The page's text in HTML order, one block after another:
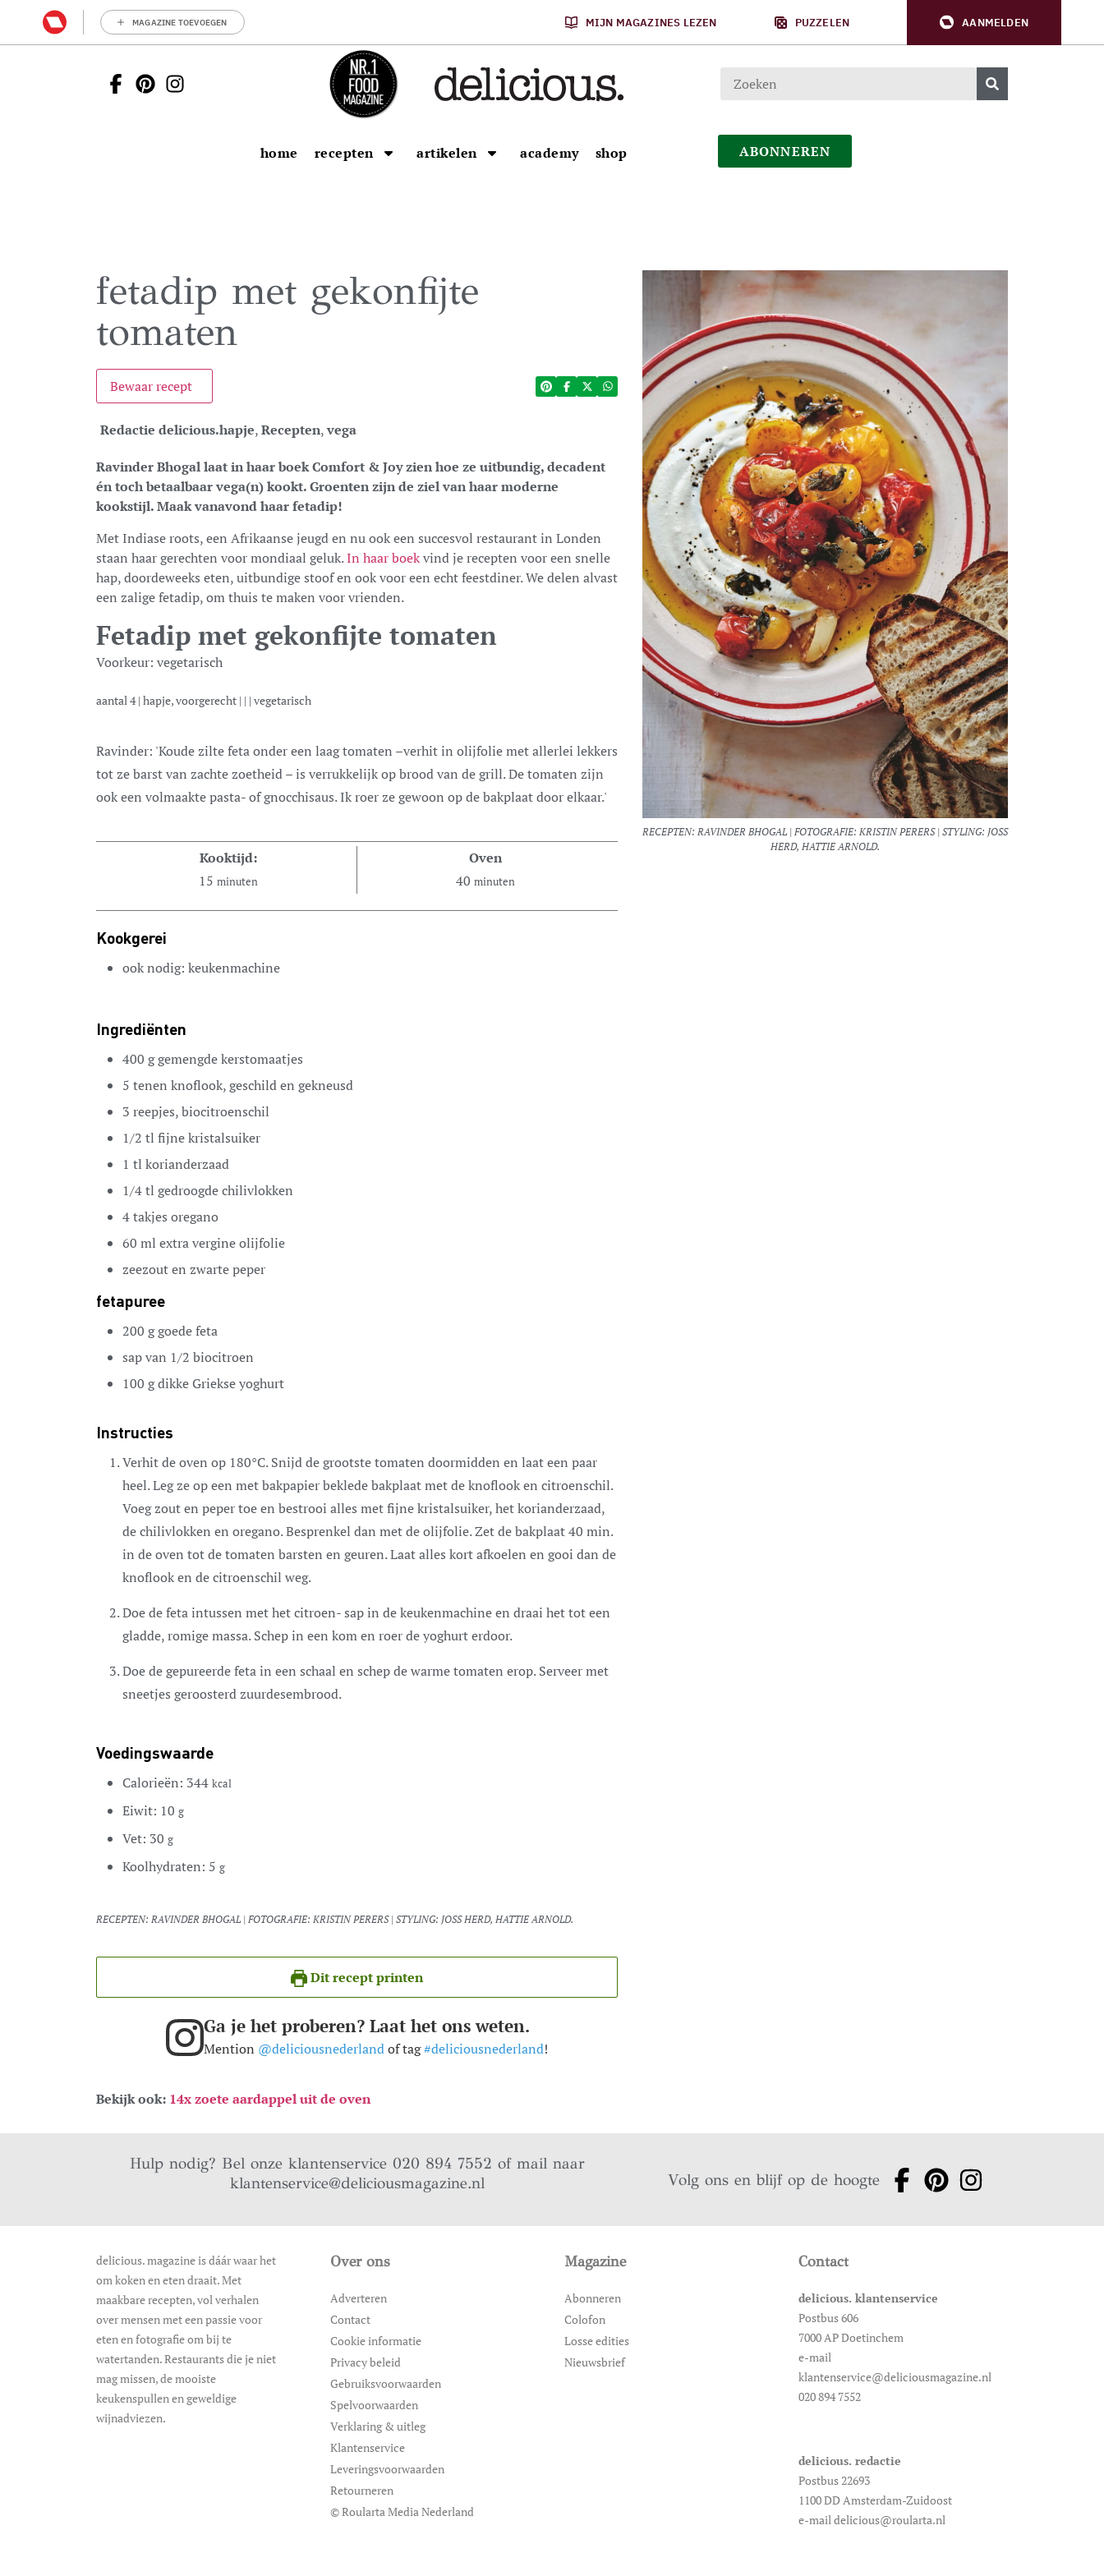
MAGAZINE TOEVOEGEN MIJN MAGAZINES LEZEN PUZZELEN AANMELDEN
home recepten artikelen academy shop ABONNEREN
fetadip met gekonfijte
tomaten
Bewaar recept
Redactie delicious.hapje,Recepten,vega
Ravinder Bhogal laat in haar boek Comfort & Joy zien hoe ze uitbundig, decadent
én toch betaalbaar vega(n) kookt. Groenten zijn de ziel van haar moderne
kookstijl. Maak vanavond haar fetadip!
Met Indiase roots, een Afrikaanse jeugd en nu ook een succesvol restaurant in Londen
staan haar gerechten voor mondiaal geluk.In haar boekvind je recepten voor een snelle
hap, doordeweeks eten, uitbundige stoof en ook voor een echt feestdiner. We delen alvast
een zalige fetadip, om thuis te maken voor vrienden.
Fetadip met gekonfijte tomaten
Voorkeur: vegetarisch
aantal4| hapje, voorgerecht | | | vegetarisch
Ravinder: 'Koude zilte feta onder een laag tomaten –verhit in olijfolie met allerlei lekkers
tot ze barst van zachte zoetheid – is verrukkelijk op brood van de grill. De tomaten zijn
ook een volmaakte pasta- of gnocchisaus. Ik roer ze gewoon op de bakplaat door elkaar.'
Kooktijd:
15 minuten
Oven
40 minuten
Kookgerei
ook nodig: keukenmachine
Ingrediënten
400 ggemengde kerstomaatjes
5 tenen knoflook,geschild en gekneusd
3 reepjes,biocitroenschil
1/2 tl fijne kristalsuiker
1 tl korianderzaad
1/4tl gedroogde chilivlokken
4takjes oregano
60 ml extra vergine olijfolie
zeezout en zwarte peper
fetapuree
200 ggoede feta
sap van 1/2 biocitroen
100 gdikke Griekse yoghurt
Instructies
Verhit de oven op 180°C. Snijd de grootste tomaten doormidden en laat een paar
heel. Leg ze op een met bakpapier beklede bakplaat met de knoflook en citroenschil.
Voeg zout en peper toe en bestrooi alles met fijne kristalsuiker, het korianderzaad,
de chilivlokken en oregano. Besprenkel dan met de olijfolie. Zet de bakplaat 40 min.
in de oven tot de tomaten barsten en geuren. Laat alles kort afkoelen en gooi dan de
knoflook en de citroenschil weg.
Doe de feta intussen met het citroen- sap in de keukenmachine en draai het tot een
gladde, romige massa. Schep in een kom en roer de yoghurt erdoor.
Doe de gepureerde feta in een schaal en schep de warme tomaten erop. Serveer met
sneetjes geroosterd zuurdesembrood.
Voedingswaarde
Calorieën: 344 kcal
Eiwit: 10 g
Vet: 30 g
Koolhydraten: 5 g
RECEPTEN: RAVINDER BHOGAL | FOTOGRAFIE: KRISTIN PERERS | STYLING: JOSS HERD, HATTIE ARNOLD.
Dit recept printen
Ga je het proberen? Laat het ons weten.
Mention @deliciousnederlandof tag#deliciousnederland!
Bekijk ook: 14x zoete aardappel uit de oven
RECEPTEN: RAVINDER BHOGAL | FOTOGRAFIE: KRISTIN PERERS | STYLING: JOSS
HERD, HATTIE ARNOLD.
Hulp nodig? Bel onze klantenservice 020 894 7552 of mail naar
klantenservice@deliciousmagazine.nl
Volg ons en blijf op de hoogte
delicious. magazine is dáár waar het
om koken en eten draait. Met
maakbare recepten, vol verhalen
over mensen met een passie voor
eten en fotografie om bij te
watertanden. Restaurants die je niet
mag missen, de mooiste
keukenspullen en geweldige
wijnadviezen.
Over ons
Adverteren
Contact
Cookie informatie
Privacy beleid
Gebruiksvoorwaarden
Spelvoorwaarden
Verklaring & uitleg
Klantenservice
Leveringsvoorwaarden
Retourneren
© Roularta Media Nederland
Magazine
Abonneren
Colofon
Losse edities
Nieuwsbrief
Contact
delicious. klantenservice
Postbus 606
7000 AP Doetinchem
e-mail
klantenservice@deliciousmagazine.nl
020 894 7552
delicious. redactie
Postbus 22693
1100 DD Amsterdam-Zuidoost
e-mail delicious@roularta.nl